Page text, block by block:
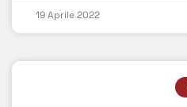
19 Aprile 2022